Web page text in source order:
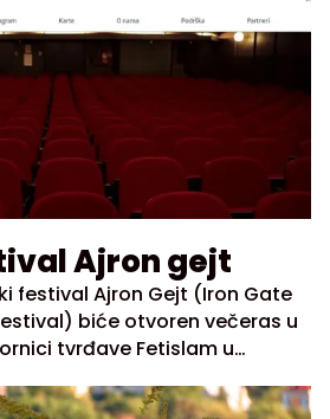
Ajron gejt
festival Ajron Gejt (Iron Gate
biće otvoren večeras u
tvrđave Fetislam u
turistička platforma Visit